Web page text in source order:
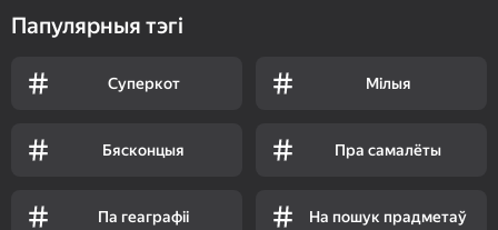
Папулярныя тэгі
Суперкот Мілыя
Бясконцыя Пра самалёты
Па геаграфіі На пошук прадметаў